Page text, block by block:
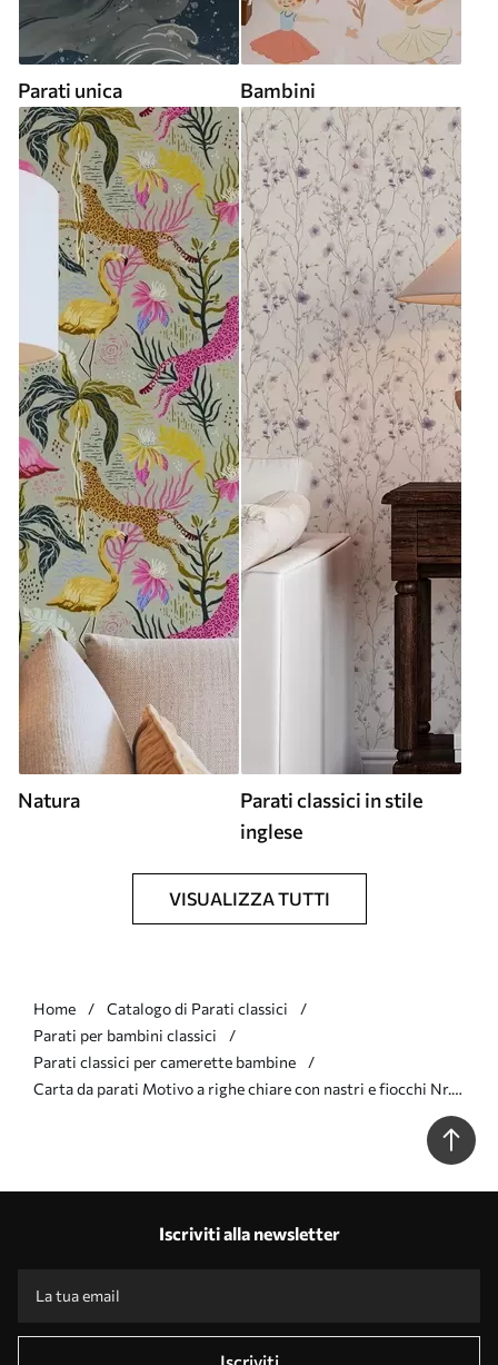
Parati unica Bambini
Natura
Parati classici in stile
inglese
VISUALIZZA TUTTI
Home
Catalogo di Parati classici
Parati per bambini classici
Parati classici per camerette bambine
Carta da parati Motivo a righe chiare con nastri e fiocchi Nr.
Iscriviti alla newsletter